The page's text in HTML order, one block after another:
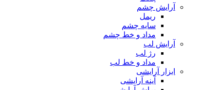
آرایش چشم
ریمل
سایه چشم
مداد و خط چشم
آرایش لب
رژ لب
مداد و خط لب
ابزار آرایشی
آینه آرایشی